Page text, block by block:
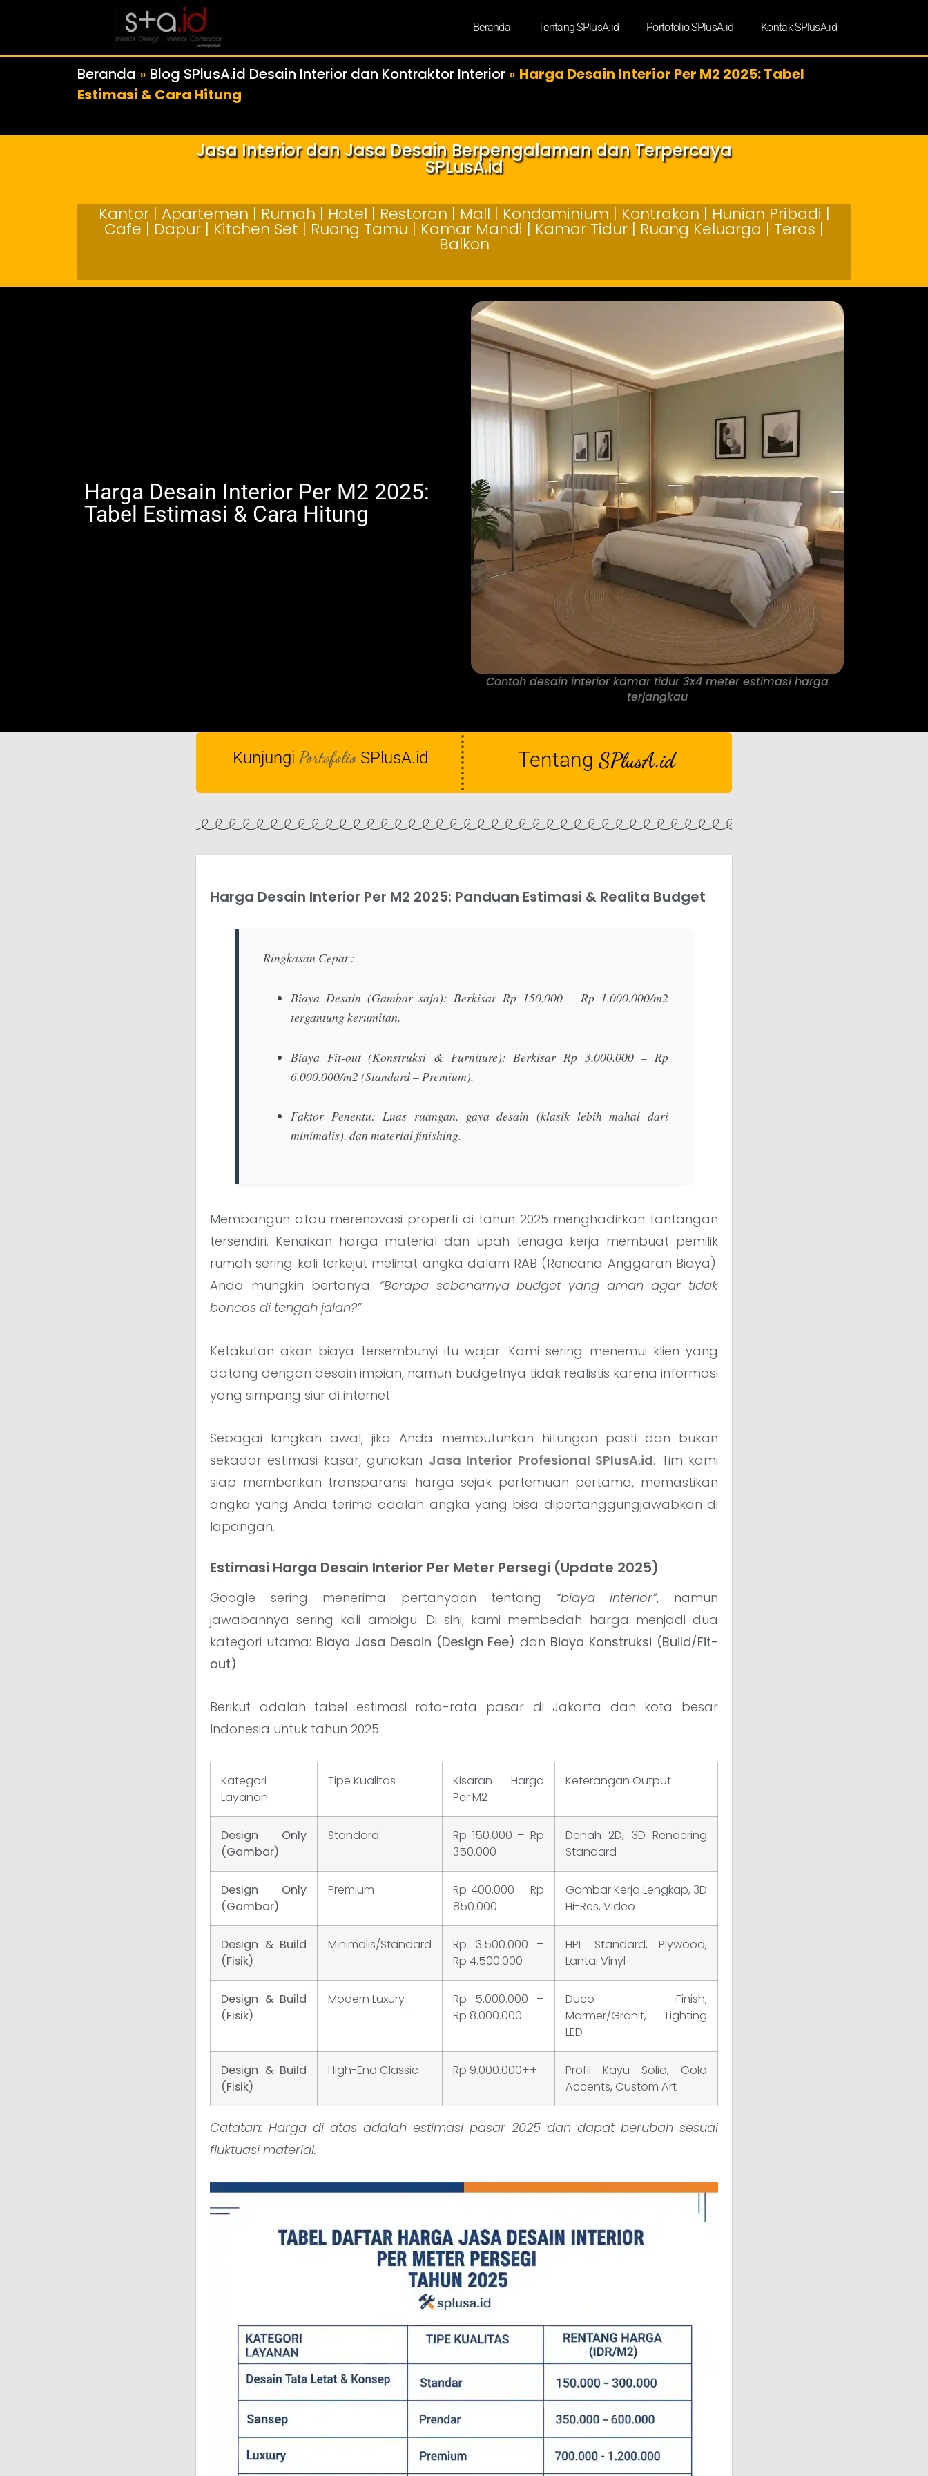
Beranda Tentang SPlusA.id Portofolio SPlusA.id Kontak SPlusA.id
Beranda » Blog SPlusA.id Desain Interior dan Kontraktor Interior » Harga Desain Interior Per M2 2025: Tabel
Estimasi & Cara Hitung
Jasa Interior dan Jasa Desain Berpengalaman dan Terpercaya
SPLusA.id
Kantor | Apartemen | Rumah | Hotel | Restoran | Mall | Kondominium | Kontrakan | Hunian Pribadi |
Cafe | Dapur | Kitchen Set | Ruang Tamu | Kamar Mandi | Kamar Tidur | Ruang Keluarga | Teras |
Balkon
Harga Desain Interior Per M2 2025:
Tabel Estimasi & Cara Hitung
Contoh desain interior kamar tidur 3x4 meter estimasi harga
terjangkau
Kunjungi Portofolio SPlusA.id Tentang SPlusA.id
Harga Desain Interior Per M2 2025: Panduan Estimasi & Realita Budget
Ringkasan Cepat :
Biaya Desain (Gambar saja): Berkisar Rp 150.000 – Rp 1.000.000/m2
tergantung kerumitan.
Biaya Fit-out (Konstruksi & Furniture): Berkisar Rp 3.000.000 – Rp
6.000.000/m2 (Standard – Premium).
Faktor Penentu: Luas ruangan, gaya desain (klasik lebih mahal dari
minimalis), dan material finishing.
Membangun atau merenovasi properti di tahun 2025 menghadirkan tantangan
tersendiri. Kenaikan harga material dan upah tenaga kerja membuat pemilik
rumah sering kali terkejut melihat angka dalam RAB (Rencana Anggaran Biaya).
Anda mungkin bertanya: “Berapa sebenarnya budget yang aman agar tidak
boncos di tengah jalan?”
Ketakutan akan biaya tersembunyi itu wajar. Kami sering menemui klien yang
datang dengan desain impian, namun budgetnya tidak realistis karena informasi
yang simpang siur di internet.
Sebagai langkah awal, jika Anda membutuhkan hitungan pasti dan bukan
sekadar estimasi kasar, gunakan Jasa Interior Profesional SPlusA.id. Tim kami
siap memberikan transparansi harga sejak pertemuan pertama, memastikan
angka yang Anda terima adalah angka yang bisa dipertanggungjawabkan di
lapangan.
Estimasi Harga Desain Interior Per Meter Persegi (Update 2025)
Google sering menerima pertanyaan tentang “biaya interior”, namun
jawabannya sering kali ambigu. Di sini, kami membedah harga menjadi dua
kategori utama: Biaya Jasa Desain (Design Fee) dan Biaya Konstruksi (Build/Fit-
out).
Berikut adalah tabel estimasi rata-rata pasar di Jakarta dan kota besar
Indonesia untuk tahun 2025:
Kategori
Layanan
Tipe Kualitas
Kisaran Harga
Per M2
Keterangan Output
Design Only
(Gambar)
Standard
Rp 150.000 – Rp
350.000
Denah 2D, 3D Rendering
Standard
Design Only
(Gambar)
Premium
Rp 400.000 – Rp
850.000
Gambar Kerja Lengkap, 3D
Hi-Res, Video
Design & Build
(Fisik)
Minimalis/Standard
Rp 3.500.000 –
Rp 4.500.000
HPL Standard, Plywood,
Lantai Vinyl
Design & Build
(Fisik)
Modern Luxury
Rp 5.000.000 –
Rp 8.000.000
Duco Finish,
Marmer/Granit, Lighting
LED
Design & Build
(Fisik)
High-End Classic Rp 9.000.000++
Profil Kayu Solid, Gold
Accents, Custom Art
Catatan: Harga di atas adalah estimasi pasar 2025 dan dapat berubah sesuai
fluktuasi material.